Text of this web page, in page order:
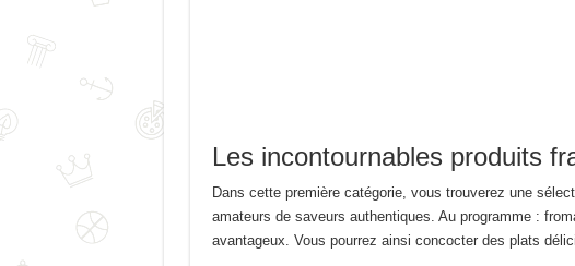
Les incontournables produits
Dans cette première catégorie, vous trouverez une
amateurs de saveurs authentiques. Au programme :
avantageux. Vous pourrez ainsi concocter des plats